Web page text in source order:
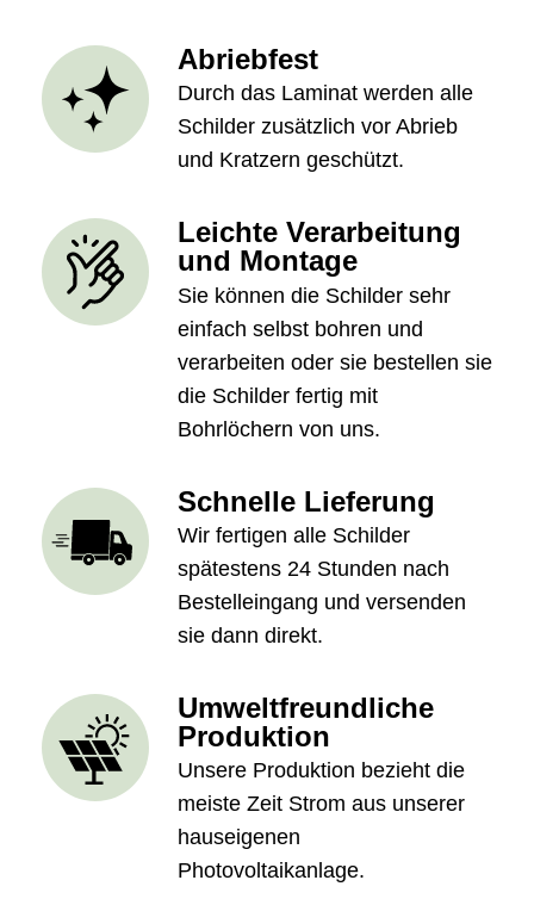
Abriebfest
Durch das Laminat werden alle
Schilder zusätzlich vor Abrieb
und Kratzern geschützt.
Leichte Verarbeitung
und Montage
Sie können die Schilder sehr
einfach selbst bohren und
verarbeiten oder sie bestellen sie
die Schilder fertig mit
Bohrlöchern von uns.
Schnelle Lieferung
Wir fertigen alle Schilder
spätestens 24 Stunden nach
Bestelleingang und versenden
sie dann direkt.
Umweltfreundliche
Produktion
Unsere Produktion bezieht die
meiste Zeit Strom aus unserer
hauseigenen
Photovoltaikanlage.